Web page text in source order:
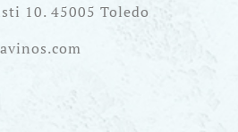
10. 45005 Toledo